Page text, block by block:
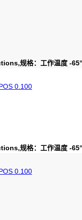
规格：工作温度 -
0.100
规格：工作温度 -
0.100